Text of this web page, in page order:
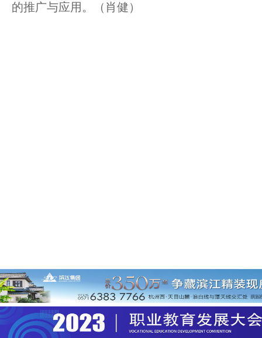
的推广与应用。（肖健）